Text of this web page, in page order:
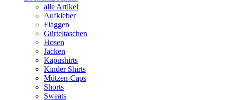
alle Artikel
Aufkleber
Flaggen
Gürteltaschen
Hosen
Jacken
Kapushirts
Kinder Shirts
Mützen-Caps
Shorts
Sweats